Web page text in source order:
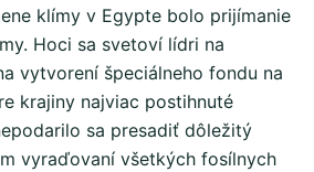
klímy v Egypte bolo prijímanie
Hoci sa svetoví lídri na
vytvorení špeciálneho fondu na
krajiny najviac postihnuté
sa presadiť dôležitý
vyraďovaní všetkých fosílnych